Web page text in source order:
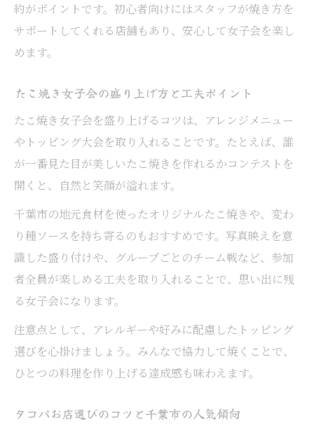
約がポイントです。初心者向けにはスタッフが焼き方を
サポートしてくれる店舗もあり、安心して女子会を楽し
めます。
たこ焼き女子会の盛り上げ方と工夫ポイント
たこ焼き女子会を盛り上げるコツは、アレンジメニュー
やトッピング大会を取り入れることです。たとえば、誰
が一番見た目が美しいたこ焼きを作れるかコンテストを
開くと、自然と笑顔が溢れます。
千葉市の地元食材を使ったオリジナルたこ焼きや、変わ
り種ソースを持ち寄るのもおすすめです。写真映えを意
識した盛り付けや、グループごとのチーム戦など、参加
者全員が楽しめる工夫を取り入れることで、思い出に残
る女子会になります。
注意点として、アレルギーや好みに配慮したトッピング
選びを心掛けましょう。みんなで協力して焼くことで、
ひとつの料理を作り上げる達成感も味わえます。
タコパお店選びのコツと千葉市の人気傾向